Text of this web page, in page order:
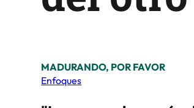
MADURANDO, POR FAVOR
Enfoques